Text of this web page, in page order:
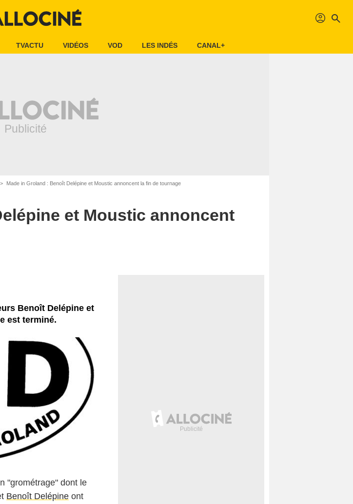
profil search
TVACTU VIDÉOS VOD LES INDÉS CANAL+
Made in Groland : Benoît Delépine et Moustic annoncent la fin de tournage
et Moustic annoncent
cet article
Benoît Delépine et
est terminé.
"grométrage" dont le
Benoît Delépine ont